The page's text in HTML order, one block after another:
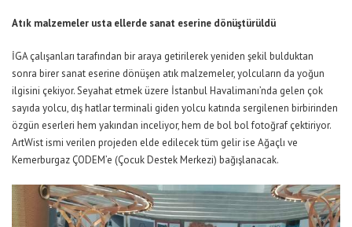
Atık malzemeler usta ellerde sanat eserine dönüştürüldü
İGA çalışanları tarafından bir araya getirilerek yeniden şekil bulduktan
sonra birer sanat eserine dönüşen atık malzemeler, yolcuların da yoğun
ilgisini çekiyor. Seyahat etmek üzere İstanbul Havalimanı’nda gelen çok
sayıda yolcu, dış hatlar terminali giden yolcu katında sergilenen birbirinden
özgün eserleri hem yakından inceliyor, hem de bol bol fotoğraf çektiriyor.
ArtWist ismi verilen projeden elde edilecek tüm gelir ise Ağaçlı ve
Kemerburgaz ÇODEM’e (Çocuk Destek Merkezi) bağışlanacak.